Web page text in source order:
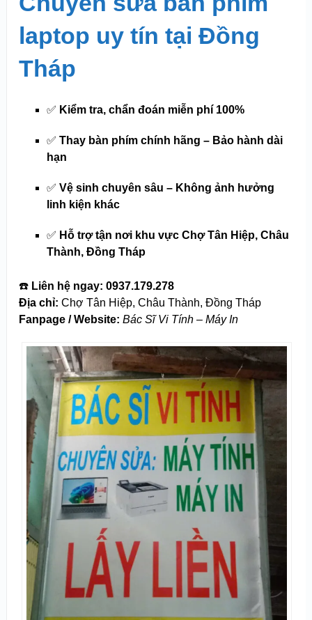
laptop uy tín tại Đồng
Tháp
✅ Kiểm tra, chẩn đoán miễn phí 100%
✅ Thay bàn phím chính hãng – Bảo hành dài
hạn
✅ Vệ sinh chuyên sâu – Không ảnh hưởng
linh kiện khác
✅ Hỗ trợ tận nơi khu vực Chợ Tân Hiệp, Châu
Thành, Đồng Tháp
☎️ Liên hệ ngay: 0937.179.278
Địa chỉ: Chợ Tân Hiệp, Châu Thành, Đồng Tháp
Fanpage / Website: Bác Sĩ Vi Tính – Máy In